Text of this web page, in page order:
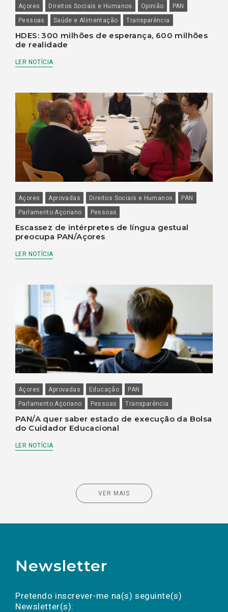
Açores Direitos Sociais e Humanos Opinião
PAN
Pessoas
Saúde e Alimentação Transparência
HDES: 300 milhões de esperança, 600 milhões
de realidade
LER NOTÍCIA
Açores Aprovadas Direitos Sociais e Humanos
PAN
Parlamento Açoriano
Pessoas
Escassez de intérpretes de língua gestual
preocupa PAN/Açores
LER NOTÍCIA
Açores Aprovadas Educação
PAN
Parlamento Açoriano
Pessoas Transparência
PAN/A quer saber estado de execução da Bolsa
do Cuidador Educacional
LER NOTÍCIA
VER MAIS
Newsletter
Pretendo inscrever-me na(s) seguinte(s)
Newsletter(s):
a(s) newsletter(s).
mail